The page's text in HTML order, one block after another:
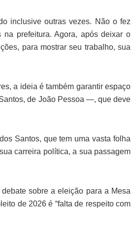
inclusive outras vezes. Não o fez
na prefeitura. Agora, após deixar o
para mostrar seu trabalho, sua
a ideia é também garantir espaço
de João Pessoa —, que deve
Santos, que tem uma vasta folha
carreira política, a sua passagem
sobre a eleição para a Mesa
de 2026 é “falta de respeito com